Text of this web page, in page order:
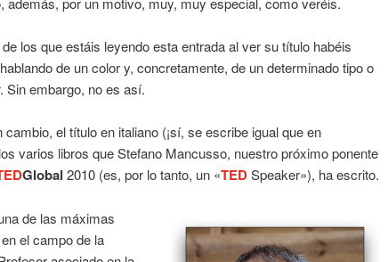
los que estáis leyendo esta entrada al ver su título habéis
de un color y, concretamente, de un determinado tipo o
Sin embargo, no es así.
cambio, el título en italiano (¡sí, se escribe igual que en
varios libros que Stefano Mancusso, nuestro próximo ponente
Global 2010 (es, por lo tanto, un «TEDSpeaker»), ha escrito.
de las máximas
el campo de la